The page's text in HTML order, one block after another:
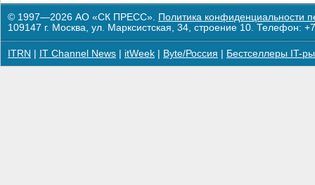
© 1997—2026 АО «СК ПРЕСС». Политика конфиденциальности
109147 г. Москва, ул. Марксистская, 34, строение 10. Телефон:
ITRN IT Channel News itWeek Byte/Россия Бестселлеры IT-